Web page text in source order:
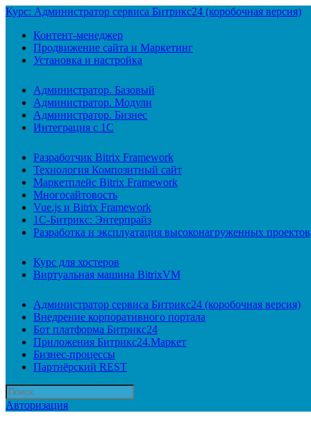
Курс: Администратор сервиса Битрикс24 (коробочная версия)
Контент-менеджер
Продвижение сайта и Маркетинг
Установка и настройка
Администратор. Базовый
Администратор. Модули
Администратор. Бизнес
Интеграция с 1С
Разработчик Bitrix Framework
Технология Композитный сайт
Маркетплейс Bitrix Framework
Многосайтовость
Vue.js и Bitrix Framework
1С-Битрикс: Энтерпрайз
Разработка и эксплуатация высоконагруженных проектов
Курс для хостеров
Виртуальная машина BitrixVM
Администратор сервиса Битрикс24 (коробочная версия)
Внедрение корпоративного портала
Бот платформа Битрикс24
Приложения Битрикс24.Маркет
Бизнес-процессы
Партнёрский REST
Авторизация